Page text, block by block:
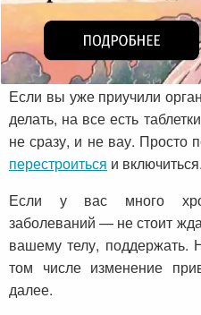
Если вы уже приучили
делать, на все есть
не сразу, и не вау. Просто
перестроиться и включиться.
Если у вас много
заболеваний — не стоит
вашему телу,
том числе изменение
далее.